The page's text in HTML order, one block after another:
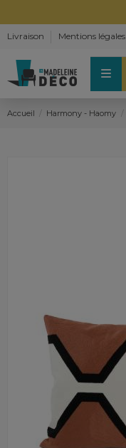
Livraison Mentions légales
Accueil Harmony - Haomy